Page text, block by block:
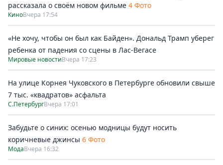
рассказала о своём новом фильме 4 Фото
КиноВчера 17:54
«Не хочу, чтобы он был как Байден». Дональд Трамп уберег
ребенка от падения со сцены в Лас-Вегасе
Мировые новостиВчера 17:23
На улице Корнея Чуковского в Петербурге обновили свыше
7 тыс. «квадратов» асфальта
С.ПетербургВчера 17:01
Забудьте о синих: осенью модницы будут носить
коричневые джинсы 6 Фото
МодаВчера 16:32